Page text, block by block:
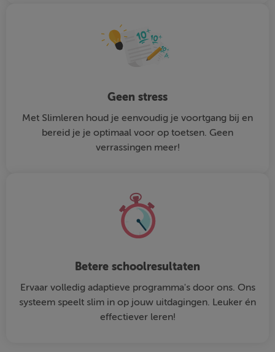
Geen stress
Met Slimleren houd je eenvoudig je voortgang bij en
bereid je je optimaal voor op toetsen. Geen
verrassingen meer!
Betere schoolresultaten
Ervaar volledig adaptieve programma's door ons. Ons
systeem speelt slim in op jouw uitdagingen. Leuker én
effectiever leren!